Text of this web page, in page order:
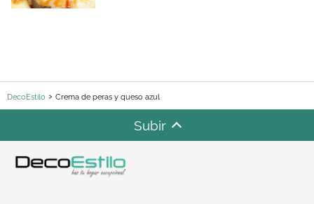
DecoEstilo Crema de peras y queso azul
Subir